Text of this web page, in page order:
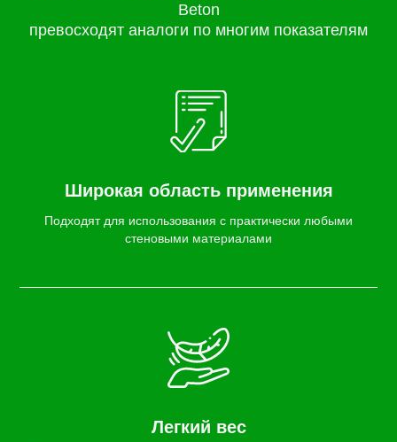
Beton
превосходят аналоги по многим показателям
Широкая область применения
Подходят для использования с практически любыми
стеновыми материалами
Легкий вес